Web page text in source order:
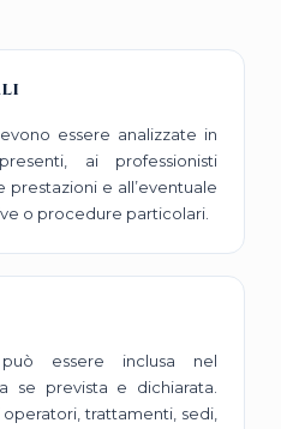
essere analizzate in
ai professionisti
prestazioni e all’eventuale
o procedure particolari.
può essere inclusa nel
se prevista e dichiarata.
trattamenti, sedi,